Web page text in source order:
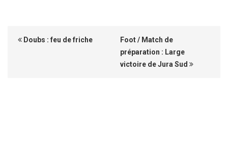
Doubs : feu de friche
Foot / Match de
préparation : Large
victoire de Jura Sud